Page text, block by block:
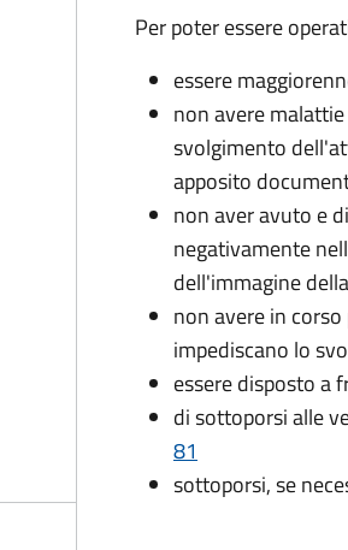
Per poter essere
essere
non avere
svolgimento
apposito
non aver avuto e
negativamente
dell'immagine
non avere in
impediscano lo
essere disposto a
di sottoporsi alle
81
sottoporsi, se